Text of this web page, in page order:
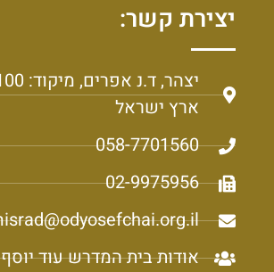
יצירת קשר:
ארץ ישראל
058-7701560
02-9975956
אודות בית המדרש עוד